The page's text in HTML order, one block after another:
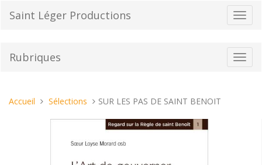
la
Saint Léger Productions
la
Rubriques
Vous
Accueil Sélections SUR LES PAS DE SAINT BENOIT